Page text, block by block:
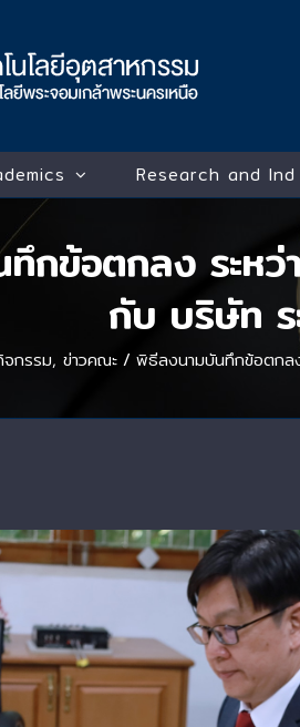
Research and Ind
กข้อตกลง ระหว่
กับ บริษัท
จกรรม, ข่าวคณะ / พิธีลงนามบันทึกข้อตกล